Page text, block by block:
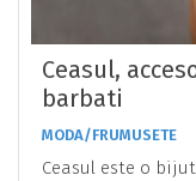
Ceasul,
barbati
MODA/FRUMUSETE
Ceasul este o